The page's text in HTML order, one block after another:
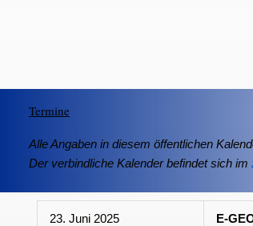
Termine
Alle Angaben in diesem öffentlichen
Der verbindliche Kalender befindet sich im
23. Juni 2025
E-